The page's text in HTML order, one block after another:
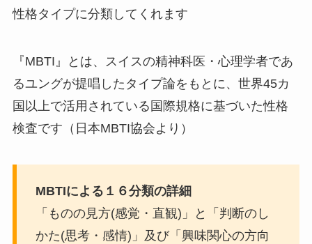
性格タイプに分類してくれます
『MBTI』とは、スイスの精神科医・心理学者であ
るユングが提唱したタイプ論をもとに、世界45カ
国以上で活用されている国際規格に基づいた性格
検査です（日本MBTI協会より）
MBTIによる１６分類の詳細
「ものの見方(感覚・直観)」と「判断のし
かた(思考・感情)」及び「興味関心の方向